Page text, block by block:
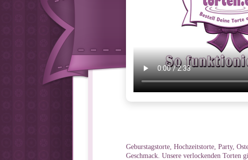
Geburstagstorte, Hochzeitstorte, Party,
Geschmack. Unsere verlockenden Torten